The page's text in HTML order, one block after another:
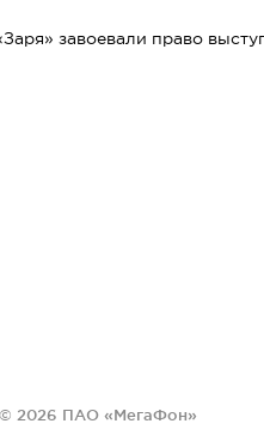
завоевали право
© 2026 ПАО «МегаФон»